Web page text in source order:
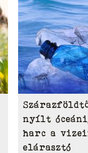
nyílt
harc a
elárasztó